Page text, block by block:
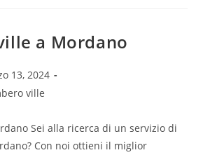
a Mordano
13, 2024
ville
Sei alla ricerca di un servizio di
Con noi ottieni il miglior